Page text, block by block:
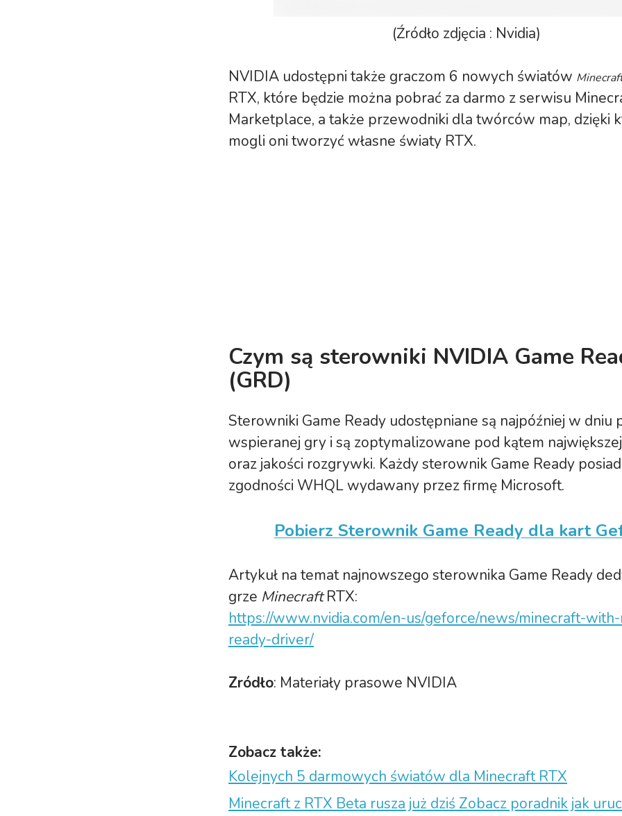
(Źródło zdjęcia : Nvidia)
NVIDIA udostępni także graczom 6 nowych światów
RTX, które będzie można pobrać za darmo z serwisu
Marketplace, a także przewodniki dla twórców map, dzięki
mogli oni tworzyć własne światy RTX.
Czym są sterowniki NVIDIA Game
(GRD)
Sterowniki Game Ready udostępniane są najpóźniej w dniu
wspieranej gry i są zoptymalizowane pod kątem
oraz jakości rozgrywki. Każdy sterownik Game Ready
zgodności WHQL wydawany przez firmę Microsoft.
Pobierz Sterownik Game Ready dla kart
Artykuł na temat najnowszego sterownika Game Ready
grze MinecraftRTX:
https://www.nvidia.com/en-us/geforce/news/minecraft-
ready-driver/
Zródło: Materiały prasowe NVIDIA
Zobacz także:
Kolejnych 5 darmowych światów dla Minecraft RTX
Minecraft z RTX Beta rusza już dziś Zobacz poradnik jak